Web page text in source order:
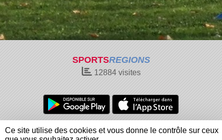
SPORTSREGIONS
12884visites
Charte cookies
Gestion des cookies
Informations légales
Signaler un contenu inapproprié
Ce site utilise des cookies et vous donne le contrôle sur ceux